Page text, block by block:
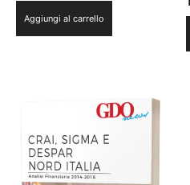
Aggiungi al carrello